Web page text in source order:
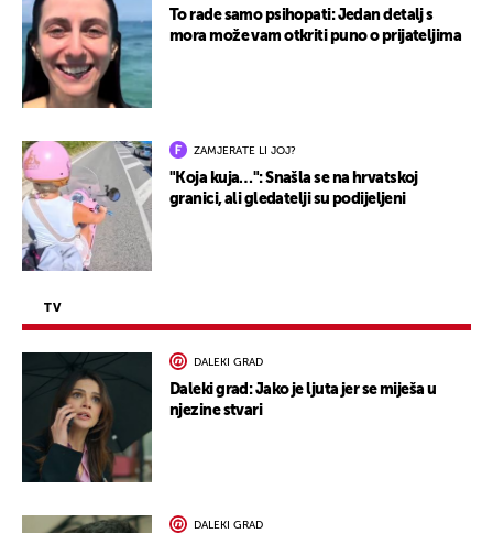
To rade samo psihopati: Jedan detalj s
mora može vam otkriti puno o prijateljima
ZAMJERATE LI JOJ?
"Koja kuja…": Snašla se na hrvatskoj
granici, ali gledatelji su podijeljeni
TV
DALEKI GRAD
Daleki grad: Jako je ljuta jer se miješa u
njezine stvari
DALEKI GRAD